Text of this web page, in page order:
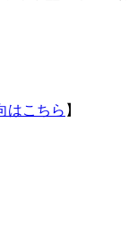
はこちら 】